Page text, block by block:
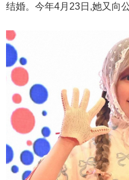
结婚。今年4月23日,她又向